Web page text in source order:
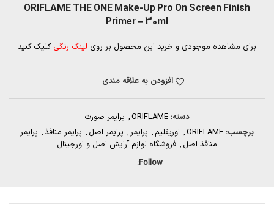
ORIFLAME THE ONE Make-Up Pro On Screen Finish
Primer – 30ml
برای مشاهده موجودی و خرید این محصول بر روی لینک رنگی کلیک کنید
افزودن به علاقه مندی
دسته: ORIFLAME
, پرایمر صورت
برچسب: ORIFLAME
, اوریفلیم , پرایمر , پرایمر اصل , پرایمر منافذ, پرایمر
منافذ اصل , فروشگاه لوازم آرایش اصل و اورجینال
Follow: